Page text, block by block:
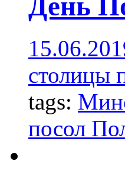
столицы
tags:
посол